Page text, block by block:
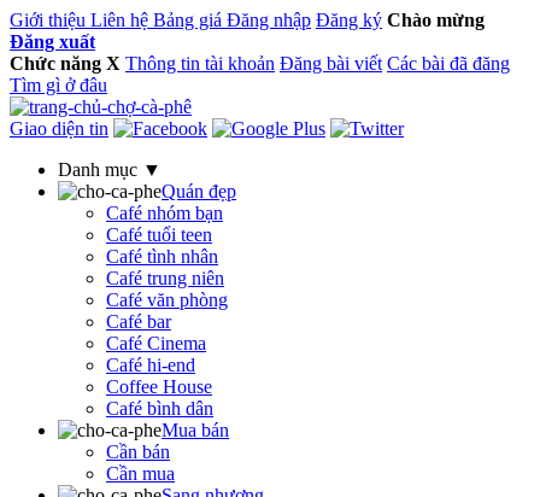
Giới thiệu Liên hệ Bảng giá Đăng nhập Đăng ký Chào mừng
Đăng xuất
Chức năng X Thông tin tài khoản Đăng bài viết Các bài đã đăng
Tìm gì ở đâu
Giao diện tin
Danh mục ▼
Quán đẹp
Café nhóm bạn
Café tuổi teen
Café tình nhân
Café trung niên
Café văn phòng
Café bar
Café Cinema
Café hi-end
Coffee House
Café bình dân
Mua bán
Cần bán
Cần mua